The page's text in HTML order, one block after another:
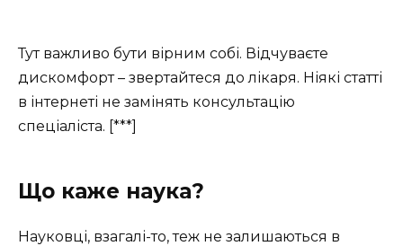
Тут важливо бути вірним собі. Відчуваєте
дискомфорт – звертайтеся до лікаря. Ніякі статті
в інтернеті не замінять консультацію
спеціаліста. [***]
Що каже наука?
Науковці, взагалі-то, теж не залишаються в